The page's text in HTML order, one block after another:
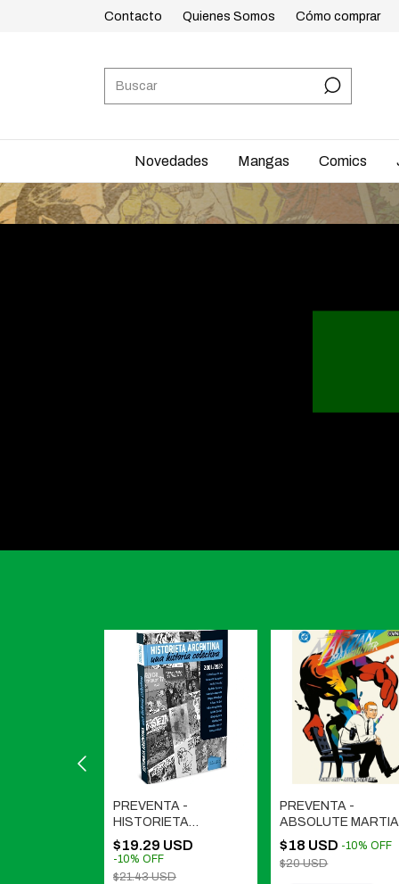
Contacto Quienes Somos Cómo comprar
Novedades Mangas Comics
ENVÍOS A TODO EL
PREVENTA -
HISTORIETA
ARGENTINA - UNA
HISTORIA COLECTIVA
2001-2022
$19.29 USD
-10% OFF
$21.43 USD
PREVENTA -
ABSOLUTE
MANHUNTER # 01
$18 USD -10%OFF
$20 USD